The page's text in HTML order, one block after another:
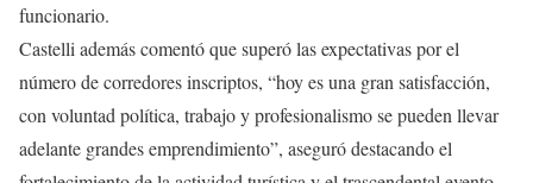
funcionario.
Castelli además comentó que superó las expectativas por el
número de corredores inscriptos, “hoy es una gran satisfacción,
con voluntad política, trabajo y profesionalismo se pueden llevar
adelante grandes emprendimiento”, aseguró destacando el